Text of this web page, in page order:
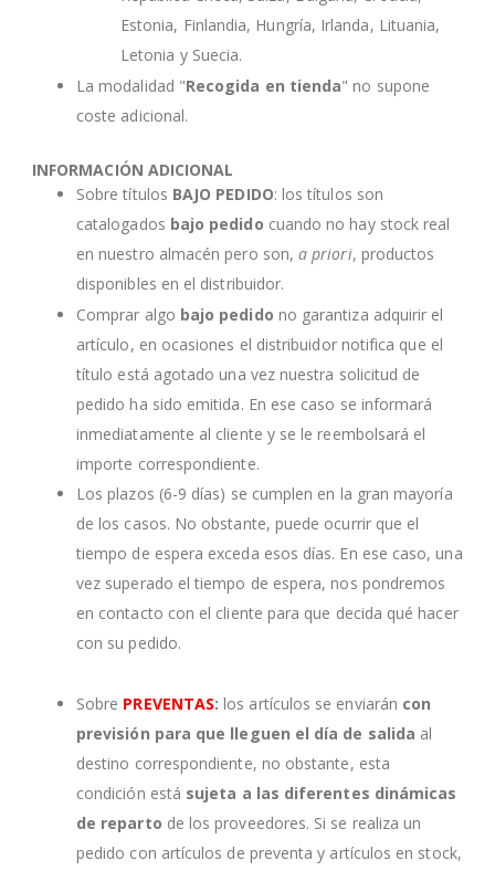
Estonia, Finlandia, Hungría, Irlanda, Lituania,
Letonia y Suecia.
La modalidad "Recogida en tienda" no supone
coste adicional.
INFORMACIÓN ADICIONAL
Sobre títulos BAJO PEDIDO: los títulos son
catalogados bajo pedido cuando no hay stock real
en nuestro almacén pero son,a priori, productos
disponibles en el distribuidor.
Comprar algo bajo pedido no garantiza adquirir el
artículo, en ocasiones el distribuidor notifica que el
título está agotado una vez nuestra solicitud de
pedido ha sido emitida. En ese caso se informará
inmediatamente al cliente y se le reembolsará el
importe correspondiente.
Los plazos (6-9 días) se cumplen en la gran mayoría
de los casos. No obstante, puede ocurrir que el
tiempo de espera exceda esos días. En ese caso, una
vez superado el tiempo de espera, nos pondremos
en contacto con el cliente para que decida qué hacer
con su pedido.
Sobre PREVENTAS:los artículos se enviarán con
previsión para que lleguen el día de salida al
destino correspondiente, no obstante, esta
condición está sujeta a las diferentes dinámicas
de reparto de los proveedores. Si se realiza un
pedido con artículos de preventa y artículos en stock,